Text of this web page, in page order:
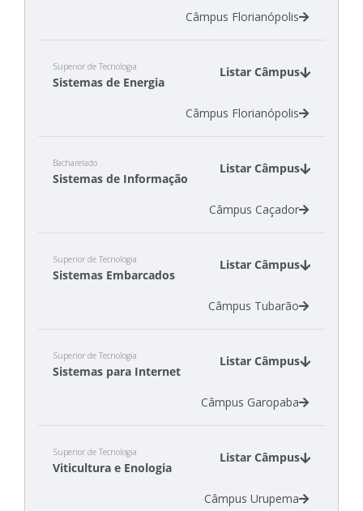
Câmpus Florianópolis
Superior de Tecnologia
Sistemas de Energia
Listar Câmpus
Câmpus Florianópolis
Bacharelado
Sistemas de Informação
Listar Câmpus
Câmpus Caçador
Superior de Tecnologia
Sistemas Embarcados
Listar Câmpus
Câmpus Tubarão
Superior de Tecnologia
Sistemas para Internet
Listar Câmpus
Câmpus Garopaba
Superior de Tecnologia
Viticultura e Enologia
Listar Câmpus
Câmpus Urupema